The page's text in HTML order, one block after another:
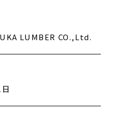
LUMBER CO.,Ltd.